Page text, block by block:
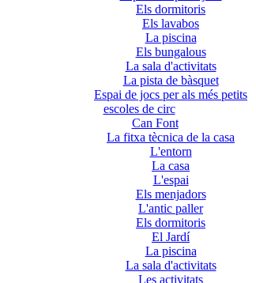
Els dormitoris
Els lavabos
La piscina
Els bungalous
La sala d'activitats
La pista de bàsquet
Espai de jocs per als més petits
escoles de circ
Can Font
La fitxa tècnica de la casa
L'entorn
La casa
L'espai
Els menjadors
L'antic paller
Els dormitoris
El Jardí
La piscina
La sala d'activitats
Les activitats